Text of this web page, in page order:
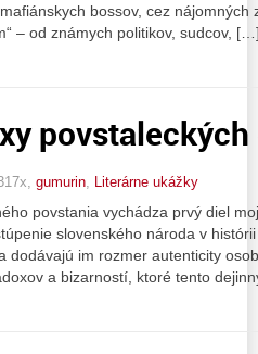
bossov, cez
– od známych politikov, sudcov,
povstaleckých
gumurin, Literárne ukážky
povstania vychádza prvý diel
slovenského národa v
dodávajú im rozmer autenticity
a bizarností, ktoré tento